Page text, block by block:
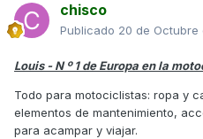
chisco
Publicado 20 de Octubre
Louis - N º 1 de Europa en la
Todo para motociclistas: ropa y
elementos de mantenimiento,
para acampar y viajar.